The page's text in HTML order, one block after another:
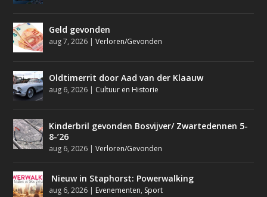
Geld gevonden
aug 7, 2026 |Verloren/Gevonden
Oldtimerrit door Aad van der Klaauw
aug 6, 2026 | Cultuur en Historie
Kinderbril gevonden Bosvijver/ Zwartedennen 5-
8-’26
aug 6, 2026 |Verloren/Gevonden
Nieuw in Staphorst: Powerwalking
aug 6, 2026 | Evenementen, Sport